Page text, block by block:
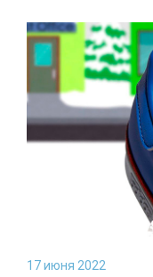
17 июня 2022